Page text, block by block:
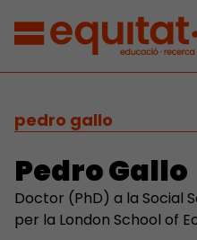
pedro gallo
Pedro Gallo
Doctor (PhD) a la Social
per la London School of